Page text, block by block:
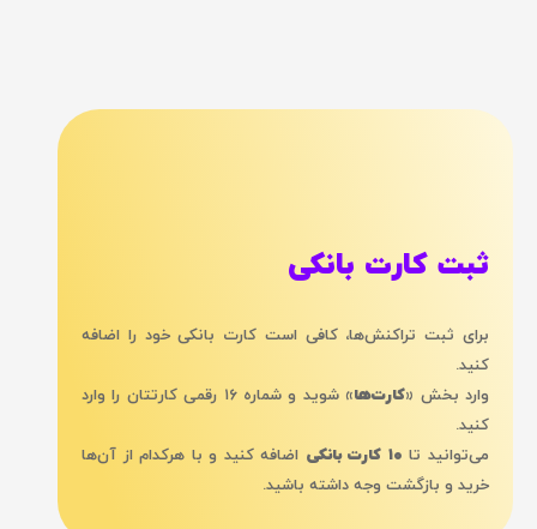
ثبت کارت بانکی
برای ثبت تراکنش‌ها، کافی است کارت بانکی خود را اضافه
کنید.
وارد بخش «کارت‌ها»
شوید و شماره ۱۶ رقمی کارتتان را وارد
کنید.
می‌توانید تا ۱۰ کارت بانکی
اضافه کنید و با هرکدام از آن‌ها
خرید و بازگشت وجه داشته باشید.